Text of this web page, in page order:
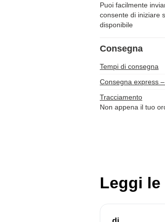
Puoi facilmente
consente di iniziare
disponibile
Consegna
Tempi di consegna
Consegna express
Tracciamento
Non appena il tuo
Leggi